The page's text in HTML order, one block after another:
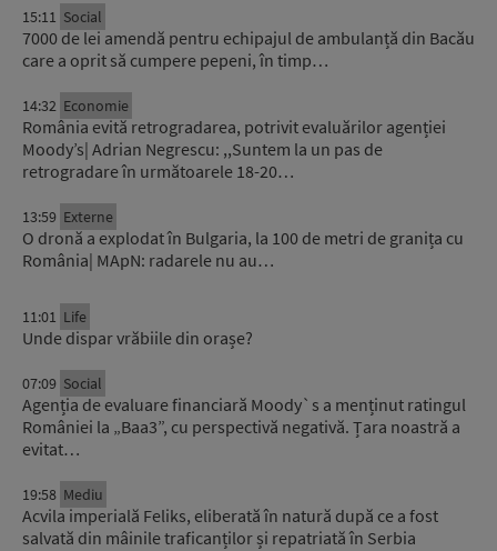
15:11 Social
7000 de lei amendă pentru echipajul de ambulanță din Bacău
care a oprit să cumpere pepeni, în timp…
14:32 Economie
România evită retrogradarea, potrivit evaluărilor agenției
Moody’s| Adrian Negrescu: ,,Suntem la un pas de
retrogradare în următoarele 18-20…
13:59 Externe
O dronă a explodat în Bulgaria, la 100 de metri de granița cu
România| MApN: radarele nu au…
11:01 Life
Unde dispar vrăbiile din orașe?
07:09 Social
Agenția de evaluare financiară Moody`s a menținut ratingul
României la „Baa3”, cu perspectivă negativă. Țara noastră a
evitat…
19:58 Mediu
Acvila imperială Feliks, eliberată în natură după ce a fost
salvată din mâinile traficanților și repatriată în Serbia